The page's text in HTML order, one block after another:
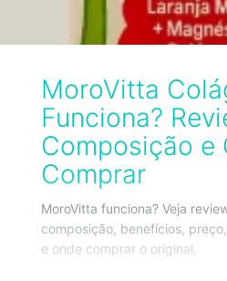
MoroVitta
Funciona?
Composição e
Comprar
MoroVitta funciona? Veja
composição, benefícios,
e onde comprar o original.